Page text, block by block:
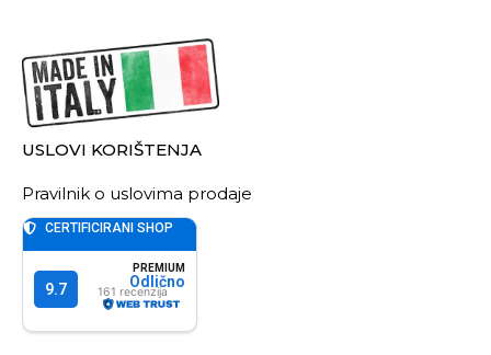
USLOVI KORIŠTENJA
Pravilnik o uslovima prodaje